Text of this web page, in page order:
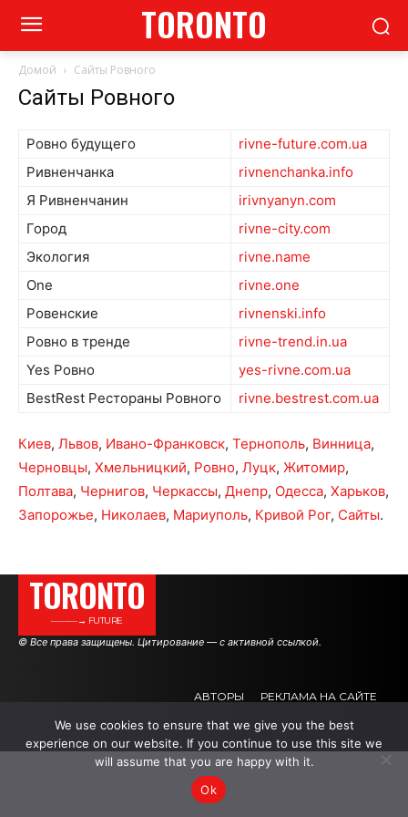
TORONTO
Домой Сайты Ровного
Сайты Ровного
Ровно будущего
rivne-future.com.ua
Ривненчанка
rivnenchanka.info
Я Ривненчанин
irivnyanyn.com
Город
rivne-city.com
Экология
rivne.name
One
rivne.one
Ровенские
rivnenski.info
Ровно в тренде
rivne-trend.in.ua
Yes Ровно
yes-rivne.com.ua
BestRest Рестораны Ровного
rivne.bestrest.com.ua
Киев, Львов, Ивано-Франковск, Тернополь, Винница,
Черновцы, Хмельницкий, Ровно, Луцк, Житомир,
Полтава, Чернигов, Черкассы, Днепр, Одесса, Харьков,
Запорожье, Николаев, Мариуполь, Кривой Рог, Сайты.
TORONTO
———→ FUTURE
© Все права защищены. Цитирование — с активной ссылкой.
АВТОРЫ РЕКЛАМА НА САЙТЕ
We use cookies to ensure that we give you the best
experience on our website. If you continue to use this site we
will assume that you are happy with it.
Ok